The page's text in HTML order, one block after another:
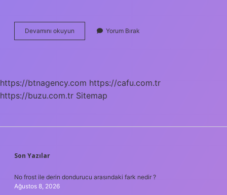
Devamını okuyun
Ayar
Yorum Bırak
https://btnagency.com https://cafu.com.tr
https://buzu.com.tr Sitemap
SIDEBAR
Son Yazılar
No frost ile derin dondurucu arasındaki fark nedir ?
Ağustos 8, 2026